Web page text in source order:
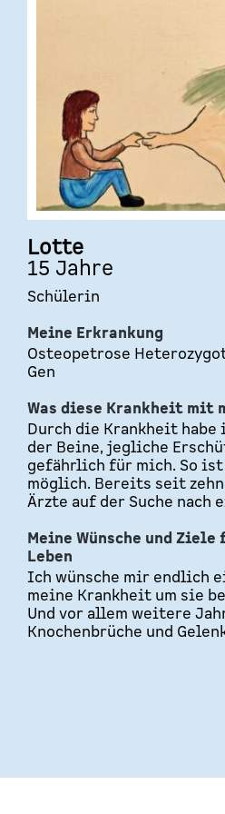
Lotte
15 Jahre
Schülerin
Meine Erkrankung
Osteopetrose
Gen
Was diese Krankheit mit
Durch die Krankheit
der Beine, jegliche
gefährlich für mich. So
möglich. Bereits seit
Ärzte auf der Suche nach
Meine Wünsche und
Leben
Ich wünsche mir endlich
meine Krankheit um sie
Und vor allem weitere
Knochenbrüche und